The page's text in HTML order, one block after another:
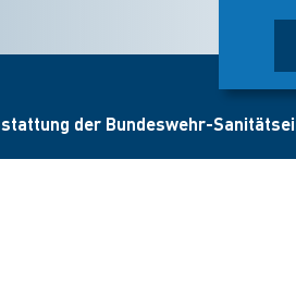
der Bundeswehr-